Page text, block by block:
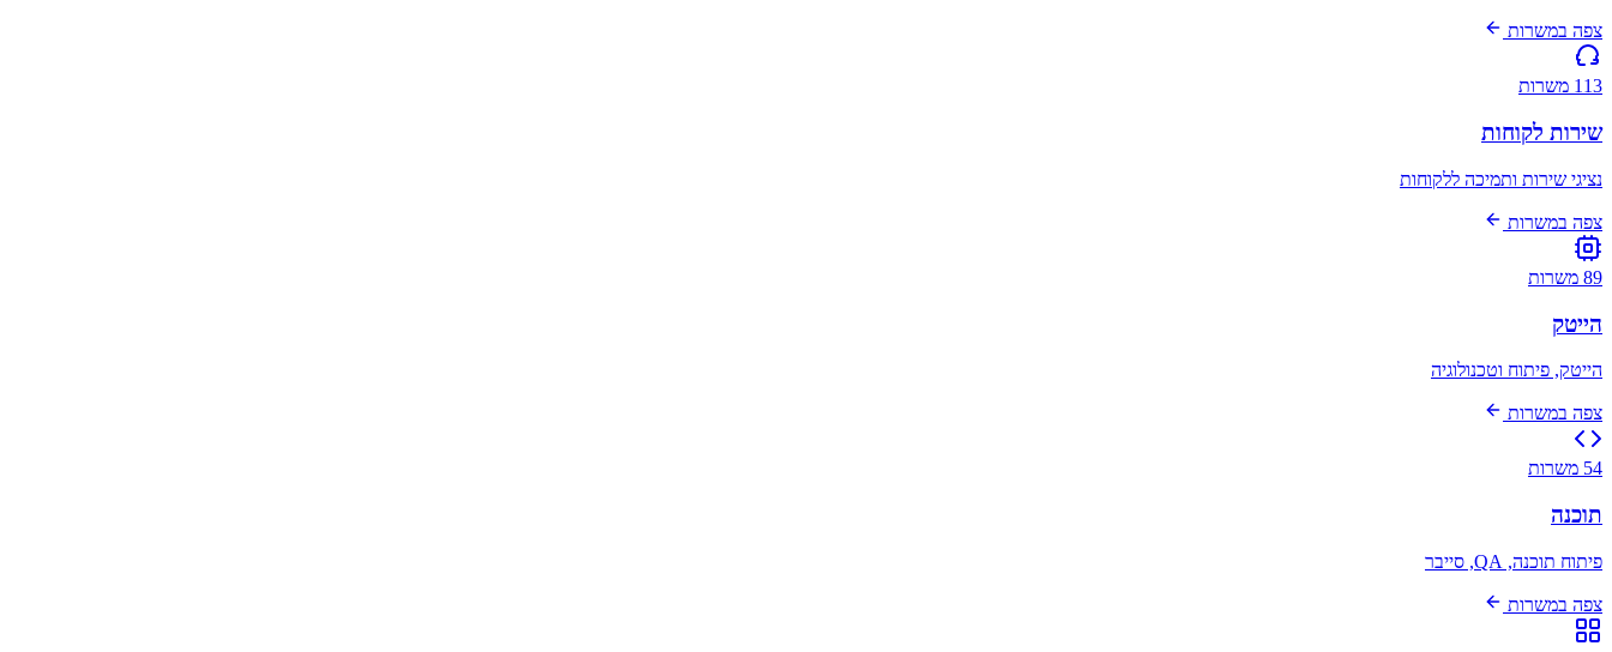
צפה במשרות
113 משרות
שירות לקוחות
נציגי שירות ותמיכה ללקוחות
צפה במשרות
89 משרות
הייטק
הייטק, פיתוח וטכנולוגיה
צפה במשרות
54 משרות
תוכנה
פיתוח תוכנה, QA, סייבר
צפה במשרות